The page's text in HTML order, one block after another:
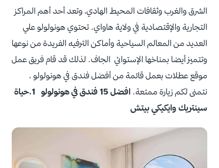
الشرق والغرب وثقافات المحيط الهادي، وتعد أحد أهم المراكز
التجارية والإقتصادية في ولاية هاواي. تحتوي هونولولو علي
العديد من المعالم السياحية وأماكن الترفيه الفريدة من نوعها
وتتميز أيضا بمناخها الإستوائي الجاف. لذلك قد قام فريق عمل
موقع عطلات بعمل قائمة من أفضل فندق في هونولولو ،
نتمنى لكم زيارة ممتعة. افضل 15 فندق في هونولولو
1.حياة
سينتريك وايكيكي بيتش